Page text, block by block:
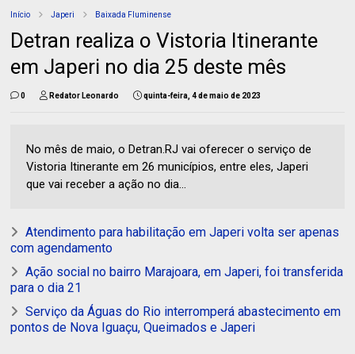
Início Japeri Baixada Fluminense
Detran realiza o Vistoria Itinerante
em Japeri no dia 25 deste mês
0 Redator Leonardo quinta-feira, 4 de maio de 2023
No mês de maio, o Detran.RJ vai oferecer o serviço de
Vistoria Itinerante em 26 municípios, entre eles, Japeri
que vai receber a ação no dia...
Atendimento para habilitação em Japeri volta ser apenas
com agendamento
Ação social no bairro Marajoara, em Japeri, foi transferida
para o dia 21
Serviço da Águas do Rio interromperá abastecimento em
pontos de Nova Iguaçu, Queimados e Japeri